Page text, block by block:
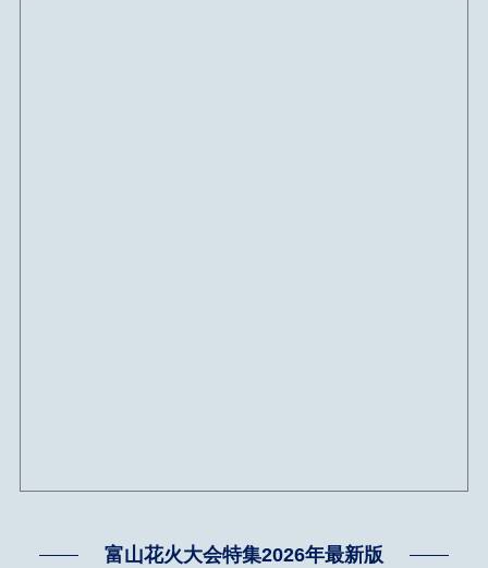
富山花火大会特集2026年最新版